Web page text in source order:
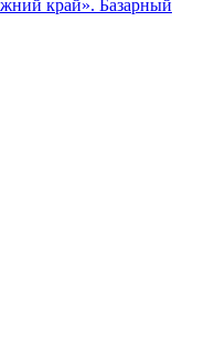
край». Базарный